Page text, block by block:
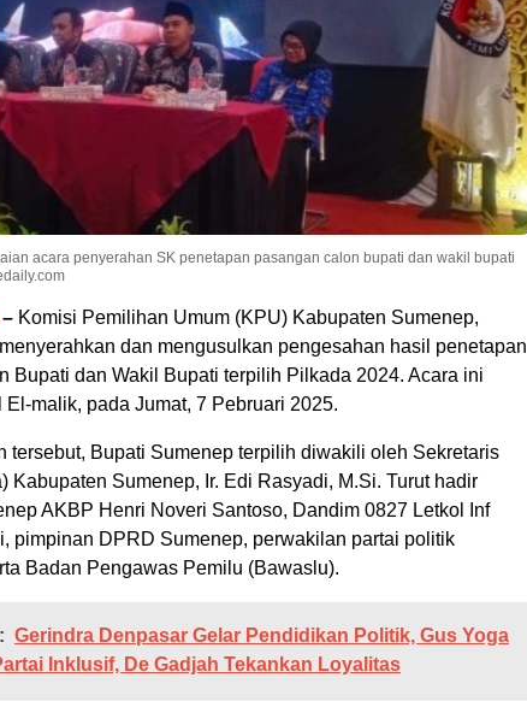
acara penyerahan SK penetapan pasangan calon bupati dan wakil bupati
– Komisi Pemilihan Umum (KPU) Kabupaten Sumenep,
dan mengusulkan pengesahan hasil penetapan
Bupati dan Wakil Bupati terpilih Pilkada 2024. Acara ini
malik, pada Jumat, 7 Pebruari 2025.
tersebut, Bupati Sumenep terpilih diwakili oleh Sekretaris
Kabupaten Sumenep, Ir. Edi Rasyadi, M.Si. Turut hadir
AKBP Henri Noveri Santoso, Dandim 0827 Letkol Inf
pimpinan DPRD Sumenep, perwakilan partai politik
Badan Pengawas Pemilu (Bawaslu).
Gerindra Denpasar Gelar Pendidikan Politik, Gus Yoga
Inklusif, De Gadjah Tekankan Loyalitas